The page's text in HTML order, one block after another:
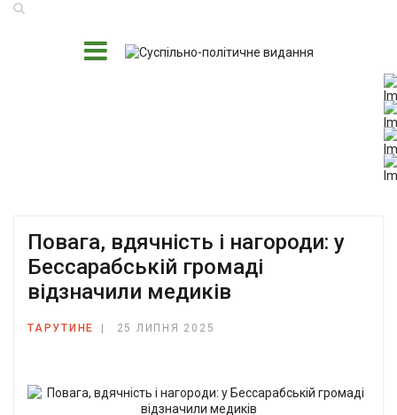
Повага, вдячність і нагороди: у
Бессарабській громаді
відзначили медиків
ТАРУТИНЕ 25 ЛИПНЯ 2025